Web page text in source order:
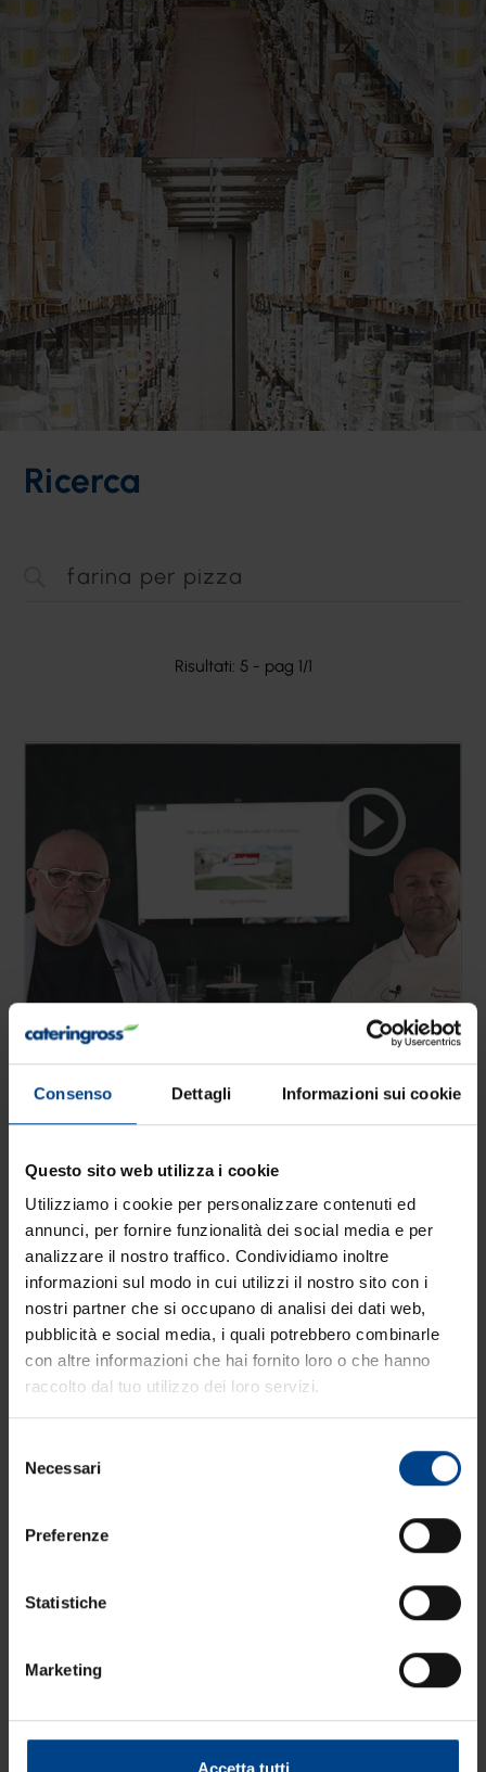
Consenso Dettagli Informazioni sui cookie
Questo sito web utilizza i cookie
Utilizziamo i cookie per personalizzare contenuti ed
annunci, per fornire funzionalità dei social media e per
analizzare il nostro traffico. Condividiamo inoltre
informazioni sul modo in cui utilizzi il nostro sito con i
nostri partner che si occupano di analisi dei dati web,
pubblicità e social media, i quali potrebbero combinarle
con altre informazioni che hai fornito loro o che hanno
raccolto dal tuo utilizzo dei loro servizi.
delNecessari
Preferenze
Statistiche
Marketing
Accetta tutti
Ricerca
Risultati: 5 - pag 1/1
Sala&Cucina - Pizza Specialist Molino Spadoni
https://www.cateringross.net/it-it/salacucina-pizza-specialist-
molino-spadoni.aspx
Vincenzo Cimino -Pizza Specialist - Molino Spadoni Pizza
Specialist è una figura tecnica all'interno di un'azienda
molitoria dove ci si occupa di Ricerca e Sviluppo, in questo caso
studia lefarineper tirare fuori delle ricette e per dare valore a
un prodotto. ... Luigi Franchi - Direttore Responsabile -